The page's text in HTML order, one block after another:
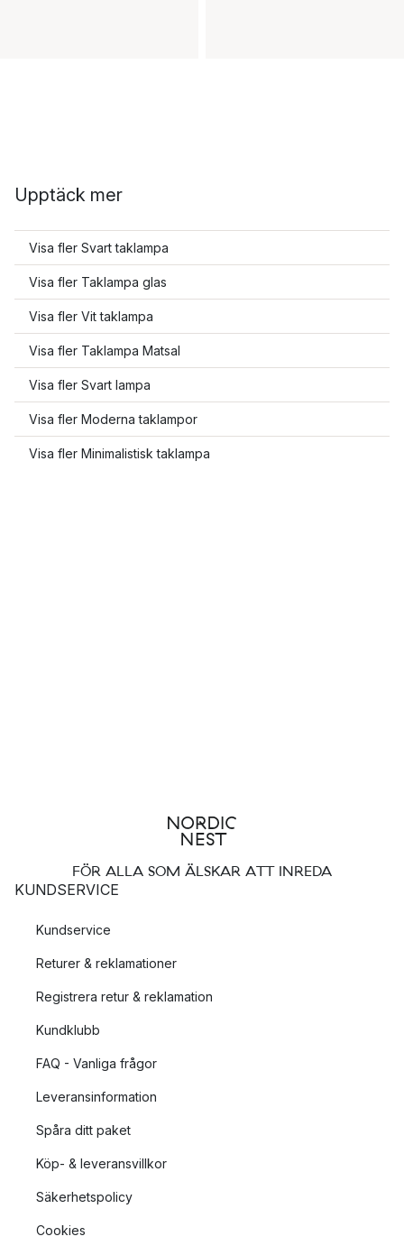
Upptäck mer
Visa fler Svart taklampa
Visa fler Taklampa glas
Visa fler Vit taklampa
Visa fler Taklampa Matsal
Visa fler Svart lampa
Visa fler Moderna taklampor
Visa fler Minimalistisk taklampa
FÖR ALLA SOM ÄLSKAR ATT INREDA
KUNDSERVICE
Kundservice
Returer & reklamationer
Registrera retur & reklamation
Kundklubb
FAQ - Vanliga frågor
Leveransinformation
Spåra ditt paket
Köp- & leveransvillkor
Säkerhetspolicy
Cookies